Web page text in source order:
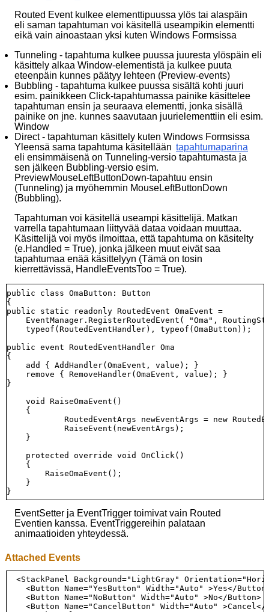
Routed Event kulkee elementtipuussa ylös tai alaspäin
eli saman tapahtuman voi käsitellä useampikin elementti
eikä vain ainoastaan yksi kuten Windows Formsissa
Tunneling - tapahtuma kulkee puussa juuresta ylöspäin eli
käsittely alkaa Window-elementistä ja kulkee puuta
eteenpäin kunnes päätyy lehteen (Preview-events)
Bubbling - tapahtuma kulkee puussa sisältä kohti juuri
esim. painikkeen Click-tapahtumassa painike käsittelee
tapahtuman ensin ja seuraava elementti, jonka sisällä
painike on jne. kunnes saavutaan juurielementtiin eli esim.
Window
Direct - tapahtuman käsittely kuten Windows Formsissa
Yleensä sama tapahtuma käsitellään tapahtumaparina
eli ensimmäisenä on Tunneling-versio tapahtumasta ja
sen jälkeen Bubbling-versio esim.
PreviewMouseLeftButtonDown-tapahtuu ensin
(Tunneling) ja myöhemmin MouseLeftButtonDown
(Bubbling).
Tapahtuman voi käsitellä useampi käsittelijä. Matkan
varrella tapahtumaan liittyvää dataa voidaan muuttaa.
Käsittelijä voi myös ilmoittaa, että tapahtuma on käsitelty
(e.Handled = True), jonka jälkeen muut eivät saa
tapahtumaa enää käsittelyyn (Tämä on tosin
kierrettävissä, HandleEventsToo = True).
public class OmaButton: Button
{
public static readonly RoutedEvent OmaEvent =
EventManager.RegisterRoutedEvent( "Oma",
    typeof(RoutedEventHandler), typeof(OmaButton));
public event RoutedEventHandler Oma
{
    add { AddHandler(OmaEvent, value); }
    remove { RemoveHandler(OmaEvent, value); }
}
    void RaiseOmaEvent()
    {
RoutedEventArgs newEventArgs = new
            RaiseEvent(newEventArgs);
    }
    protected override void OnClick()
    {
        RaiseOmaEvent();
    }
EventSetter ja EventTrigger toimivat vain Routed
Eventien kanssa. EventTriggereihin palataan
animaatioiden yhteydessä.
Attached Events
<StackPanel Background="LightGray"
<Button Name="YesButton" Width="Auto" >Yes</
    <Button Name="NoButton" Width="Auto" >No</Button>
<Button Name="CancelButton" Width="Auto" >Cancel</